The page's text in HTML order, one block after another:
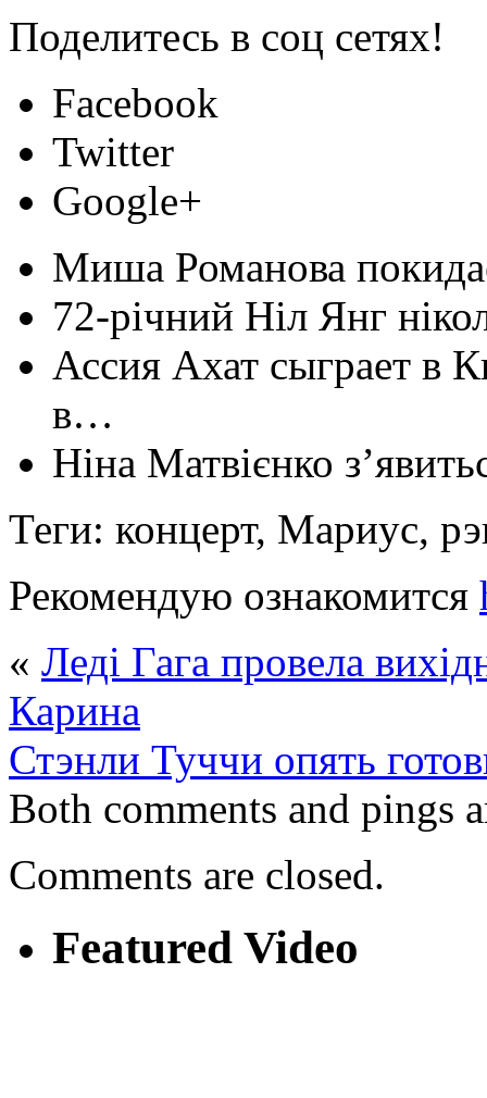
Поделитесь в соц сетях!
Facebook
Twitter
Google+
Миша Романова
72-річний Ніл Янг
Ассия Ахат сыграет в
в…
Ніна Матвієнко
Теги: концерт, Мариус,
Рекомендую ознакомится
« Леді Гага провела
Карина
Стэнли Туччи опять
Both comments and pings
Comments are closed.
Featured Video